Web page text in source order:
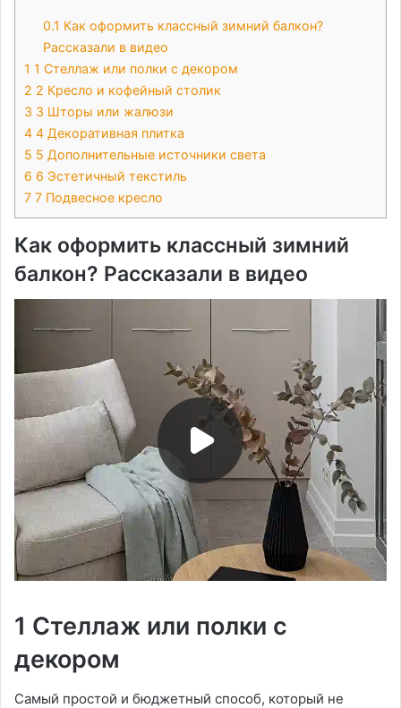
0.1 Как оформить классный зимний балкон?
Рассказали в видео
1 1 Стеллаж или полки с декором
2 2 Кресло и кофейный столик
3 3 Шторы или жалюзи
4 4 Декоративная плитка
5 5 Дополнительные источники света
6 6 Эстетичный текстиль
7 7 Подвесное кресло
Как оформить классный зимний
балкон? Рассказали в видео
1 Стеллаж или полки с
декором
Самый простой и бюджетный способ, который не